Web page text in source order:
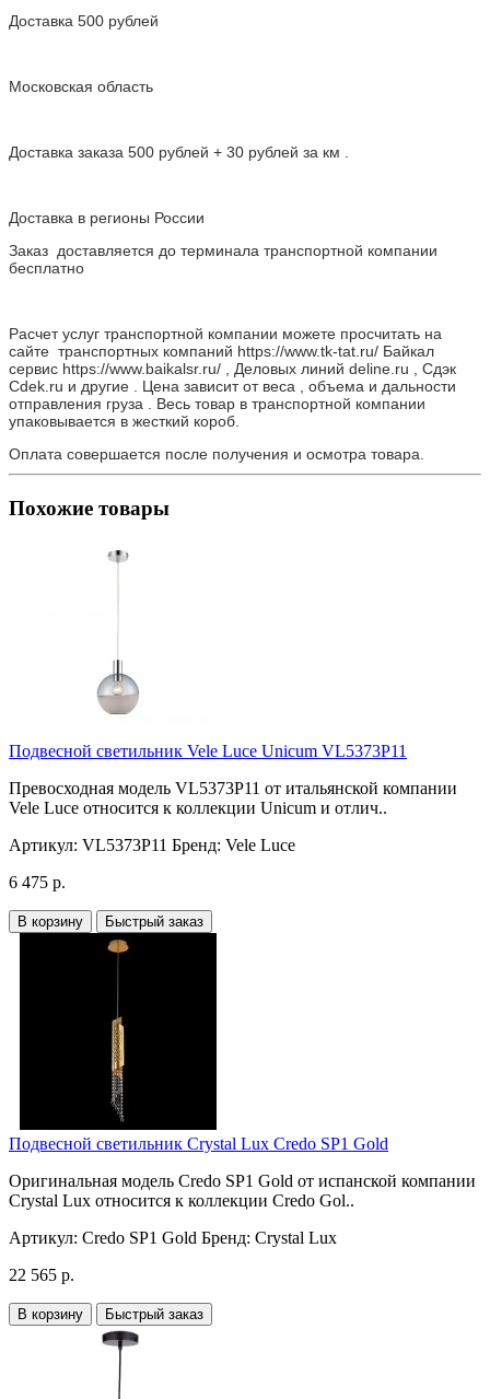
Доставка 500 рублей
Московская область
Доставка заказа 500 рублей + 30 рублей за км .
Доставка в регионы России
Заказ доставляется до терминала транспортной компании
бесплатно
Расчет услуг транспортной компании можете просчитать на
сайте транспортных компаний https://www.tk-tat.ru/ Байкал
сервис https://www.baikalsr.ru/ , Деловых линий deline.ru , Сдэк
Cdek.ru и другие . Цена зависит от веса , объема и дальности
отправления груза . Весь товар в транспортной компании
упаковывается в жесткий короб.
Оплата совершается после получения и осмотра товара.
Похожие товары
Подвесной светильник Vele Luce Unicum VL5373P11
Превосходная модель VL5373P11 от итальянской компании
Vele Luce относится к коллекции Unicum и отлич..
Артикул: VL5373P11 Бренд: Vele Luce
6 475 р.
В корзину Быстрый заказ
Подвесной светильник Crystal Lux Credo SP1 Gold
Оригинальная модель Credo SP1 Gold от испанской компании
Crystal Lux относится к коллекции Credo Gol..
Артикул: Credo SP1 Gold Бренд: Crystal Lux
22 565 р.
В корзину Быстрый заказ